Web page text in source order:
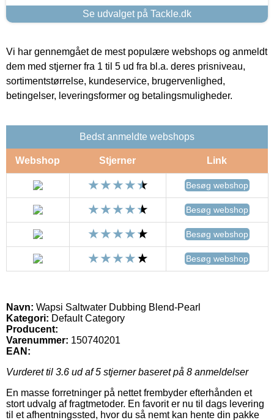
Se udvalget på Tackle.dk
Vi har gennemgået de mest populære webshops og anmeldt
dem med stjerner fra 1 til 5 ud fra bl.a. deres prisniveau,
sortimentstørrelse, kundeservice, brugervenlighed,
betingelser, leveringsformer og betalingsmuligheder.
Bedst anmeldte webshops
Webshop Stjerner Link
Besøg webshop
Besøg webshop
Besøg webshop
Besøg webshop
Navn: Wapsi Saltwater Dubbing Blend-Pearl
Kategori: Default Category
Producent:
Varenummer: 150740201
EAN:
Vurderet til 3.6 ud af 5 stjerner baseret på 8 anmeldelser
En masse forretninger på nettet frembyder efterhånden et
stort udvalg af fragtmetoder. En favorit er nu til dags levering
til et afhentningssted, hvor du så nemt kan hente din pakke